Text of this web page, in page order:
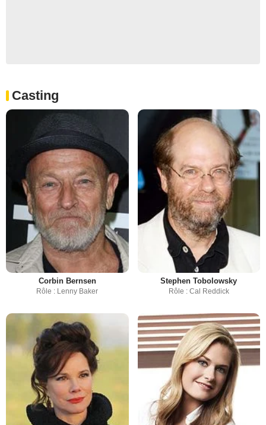
Casting
Corbin Bernsen
Rôle : Lenny Baker
Stephen Tobolowsky
Rôle : Cal Reddick